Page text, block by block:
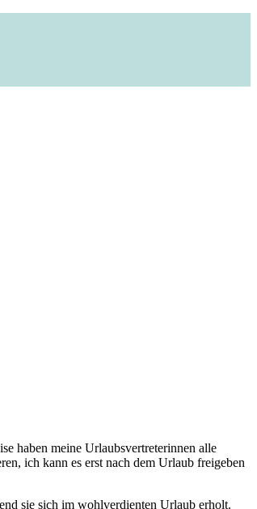
haben meine Urlaubsvertreterinnen alle
ich kann es erst nach dem Urlaub freigeben
sie sich im wohlverdienten Urlaub erholt.